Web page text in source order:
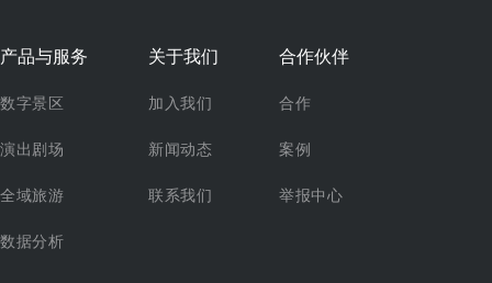
产品与服务
数字景区
演出剧场
全域旅游
数据分析
关于我们
加入我们
新闻动态
联系我们
合作伙伴
合作
案例
举报中心